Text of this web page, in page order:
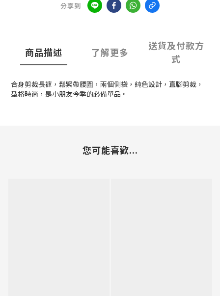
分享到
商品描述 了解更多
送貨及付款方
式
合身剪裁長褲，鬆緊帶腰圍，兩個側袋，純色設計，直腳剪裁，
型格時尚，是小朋友今季的必備單品。
您可能喜歡...